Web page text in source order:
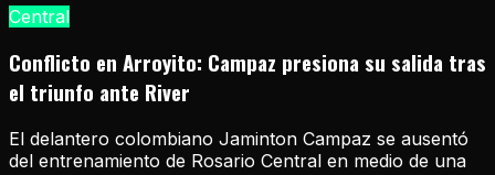
Central
Conflicto en Arroyito: Campaz presiona su salida tras
el triunfo ante River
El delantero colombiano Jaminton Campaz se ausentó
del entrenamiento de Rosario Central en medio de una